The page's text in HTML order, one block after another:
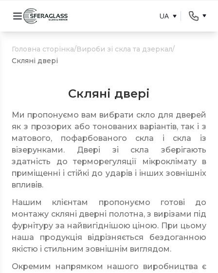
UA
Головна сторінка/Вироби зі скла та дзеркал/
Скляні двері
Скляні двері
Ми пропонуємо вам вибрати скло для дверей
як з прозорих або тонованих варіантів, так і з
матового, пофарбованого скла і скла із
візерунками. Двері зі скла зберігають
здатність до терморегуляції мікроклімату в
приміщенні і стійкі до ударів і інших зовнішніх
впливів.
Нашим клієнтам пропонуємо готові до
монтажу скляні дверні полотна, з вирізами під
фурнітуру за найвигіднішою ціною. При цьому
наша продукція відрізняється бездоганною
якістю і стильним зовнішнім виглядом.
Окремим напрямком нашого виробництва є